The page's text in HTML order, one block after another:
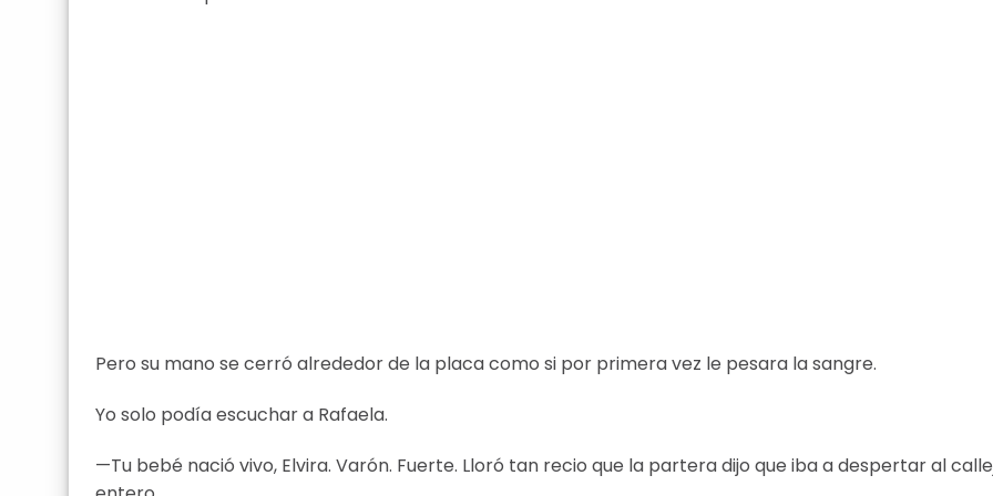
Pero su mano se cerró alrededor de la placa como si por primera vez le pesara la sangre.
Yo solo podía escuchar a Rafaela.
—Tu bebé nació vivo, Elvira. Varón. Fuerte. Lloró tan recio que la partera dijo que iba a despertar al